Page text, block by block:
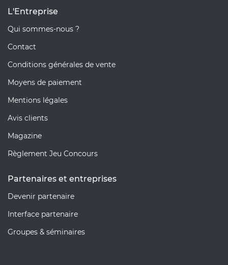
L'Entreprise
Qui sommes-nous ?
Contact
Conditions générales de vente
Moyens de paiement
Mentions légales
Avis clients
Magazine
Règlement Jeu Concours
Partenaires et entreprises
Devenir partenaire
Interface partenaire
Groupes & séminaires